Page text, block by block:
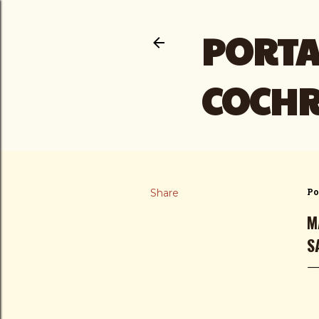
Share